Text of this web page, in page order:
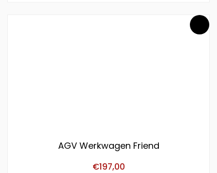
AGV Werkwagen Friend
€197,00